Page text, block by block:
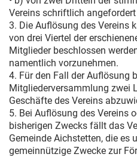
Vereins schriftlich
3. Die Auflösung des Vereins
von drei Viertel der
Mitglieder beschlossen
namentlich vorzunehmen.
4. Für den Fall der Auflösung
Mitgliederversammlung zwei
Geschäfte des Vereins
5. Bei Auflösung des Vereins
bisherigen Zwecks fällt das
Gemeinde Aichstetten, die
gemeinnützige Zwecke zur